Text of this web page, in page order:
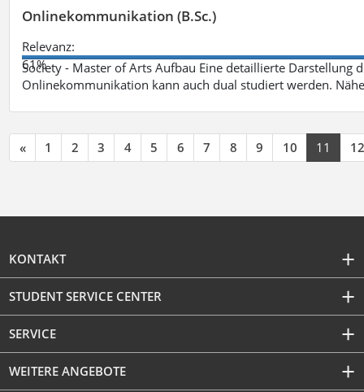
Onlinekommunikation (B.Sc.)
Relevanz:
61%
Society - Master of Arts Aufbau Eine detaillierte Darstellung
Onlinekommunikation kann auch dual studiert werden.
« 1 2 3 4 5 6 7 8 9 10 11 12
KONTAKT
STUDENT SERVICE CENTER
SERVICE
WEITERE ANGEBOTE